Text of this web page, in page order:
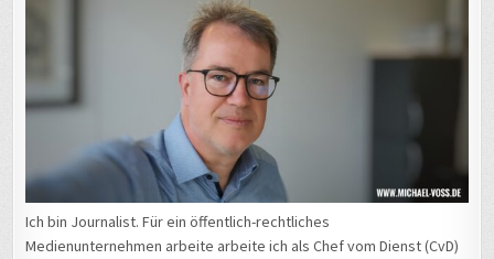
Ich bin Journalist. Für ein öffentlich-rechtliches
Medienunternehmen arbeite arbeite ich als Chef vom Dienst (CvD)